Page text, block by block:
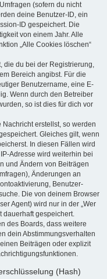
(sofern du nicht
deine Benutzer-ID, ein
ID gespeichert. Die
von einem Jahr. Alle
„Alle Cookies löschen“
die du bei der Registrierung,
Bereich angibst. Für die
Benutzername, eine E-
Wenn durch den Betreiber
so ist dies für dich vor
erstellst, so werden
Gleiches gilt, wenn
In diesen Fällen wird
Adresse wird weiterhin bei
und Ändern von Beiträgen
Änderungen an
Benutzer-
Die von deinem Browser
Agent) wird nur in der „Wer
dauerhaft gespeichert.
des Boards, dass weitere
dein Abstimmungsverhalten
Beiträgen oder explizit
(Hash)